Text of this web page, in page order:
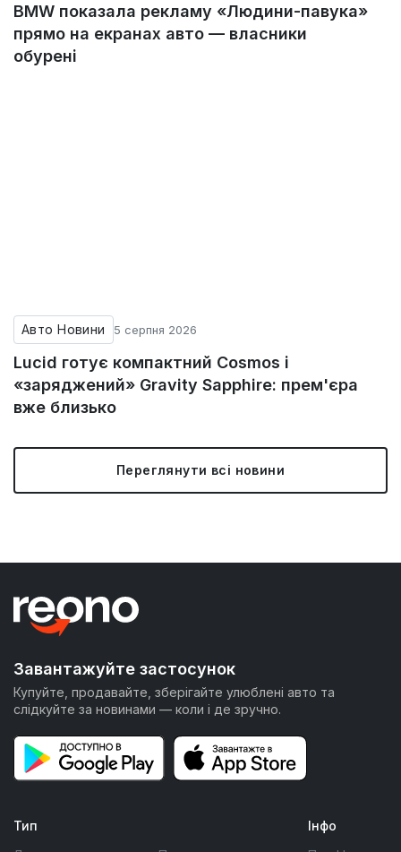
BMW показала рекламу «Людини-павука»
прямо на екранах авто — власники
обурені
Авто Новини 5 серпня 2026
Lucid готує компактний Cosmos і
«заряджений» Gravity Sapphire: прем'єра
вже близько
Переглянути всі новини
Завантажуйте застосунок
Купуйте, продавайте, зберігайте улюблені авто та
слідкуйте за новинами — коли і де зручно.
Тип
Інфо